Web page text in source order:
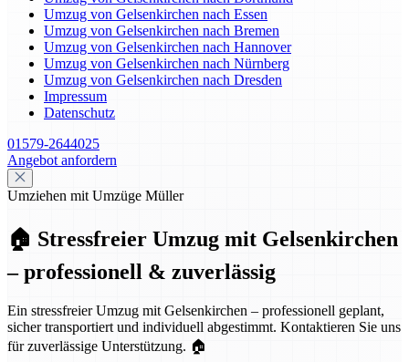
Umzug von Gelsenkirchen nach Essen
Umzug von Gelsenkirchen nach Bremen
Umzug von Gelsenkirchen nach Hannover
Umzug von Gelsenkirchen nach Nürnberg
Umzug von Gelsenkirchen nach Dresden
Impressum
Datenschutz
01579-2644025
Angebot anfordern
Umziehen mit Umzüge Müller
🏠 Stressfreier Umzug mit Gelsenkirchen
– professionell & zuverlässig
Ein stressfreier Umzug mit Gelsenkirchen – professionell geplant,
sicher transportiert und individuell abgestimmt. Kontaktieren Sie uns
für zuverlässige Unterstützung. 🏠